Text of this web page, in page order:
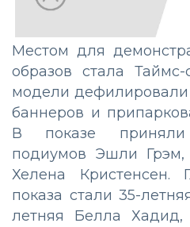
Местом для
образов стала
модели
баннеров и
В показе приняли
подиумов Эшли
Хелена Кристенсен.
показа стали 35-
летняя Белла Хадид,